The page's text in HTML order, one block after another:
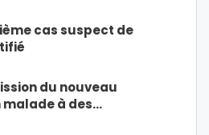
cas suspect de
du nouveau
malade à des…